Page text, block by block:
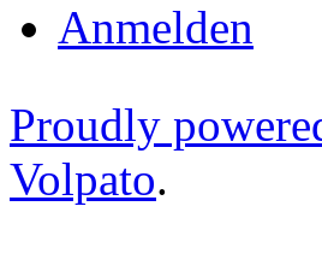
Anmelden
Proudly
Volpato.